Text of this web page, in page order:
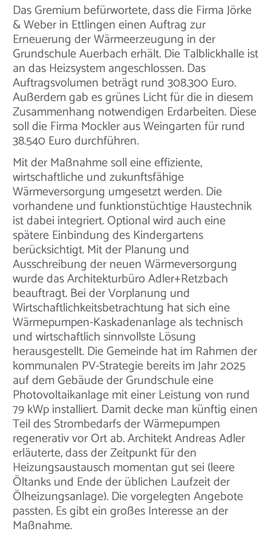
Das Gremium befürwortete, dass die Firma Jörke
& Weber in Ettlingen einen Auftrag zur
Erneuerung der Wärmeerzeugung in der
Grundschule Auerbach erhält. Die Talblickhalle ist
an das Heizsystem angeschlossen. Das
Auftragsvolumen beträgt rund 308.300 Euro.
Außerdem gab es grünes Licht für die in diesem
Zusammenhang notwendigen Erdarbeiten. Diese
soll die Firma Mockler aus Weingarten für rund
38.540 Euro durchführen.
Mit der Maßnahme soll eine effiziente,
wirtschaftliche und zukunftsfähige
Wärmeversorgung umgesetzt werden. Die
vorhandene und funktionstüchtige Haustechnik
ist dabei integriert. Optional wird auch eine
spätere Einbindung des Kindergartens
berücksichtigt. Mit der Planung und
Ausschreibung der neuen Wärmeversorgung
wurde das Architekturbüro Adler+Retzbach
beauftragt. Bei der Vorplanung und
Wirtschaftlichkeitsbetrachtung hat sich eine
Wärmepumpen-Kaskadenanlage als technisch
und wirtschaftlich sinnvollste Lösung
herausgestellt. Die Gemeinde hat im Rahmen der
kommunalen PV-Strategie bereits im Jahr 2025
auf dem Gebäude der Grundschule eine
Photovoltaikanlage mit einer Leistung von rund
79 kWp installiert. Damit decke man künftig einen
Teil des Strombedarfs der Wärmepumpen
regenerativ vor Ort ab. Architekt Andreas Adler
erläuterte, dass der Zeitpunkt für den
Heizungsaustausch momentan gut sei (leere
Öltanks und Ende der üblichen Laufzeit der
Ölheizungsanlage). Die vorgelegten Angebote
passten. Es gibt ein großes Interesse an der
Maßnahme.